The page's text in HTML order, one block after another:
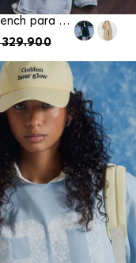
Gaban tipo trench para mujer
329.900